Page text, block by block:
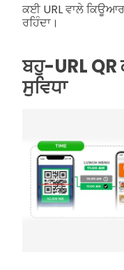
ਕਈ URL ਵਾਲੇ
ਰਹਿੰਦਾ।
ਬਹੁ-URL
ਸੁਵਿਧਾ